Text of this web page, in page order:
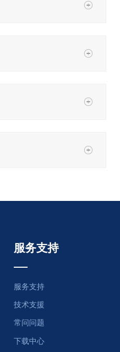
服务支持
服务支持
技术支援
常问问题
下载中心